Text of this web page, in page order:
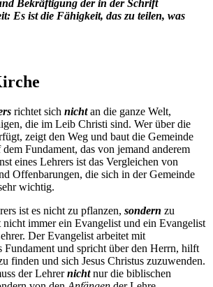
Bekräftigung der in der Schrift
Es ist die Fähigkeit, das zu teilen, was
richtet sich nichtan die ganze Welt,
die im Leib Christi sind. Wer über die
zeigt den Weg und baut die Gemeinde
dem Fundament, das von jemand anderem
eines Lehrers ist das Vergleichen von
Offenbarungen, die sich in der Gemeinde
wichtig.
ist es nicht zu pflanzen, sondern zu
immer ein Evangelist und ein Evangelist
Der Evangelist arbeitet mit
Fundament und spricht über den Herrn, hilft
finden und sich Jesus Christus zuzuwenden.
der Lehrernichtnur die biblischen